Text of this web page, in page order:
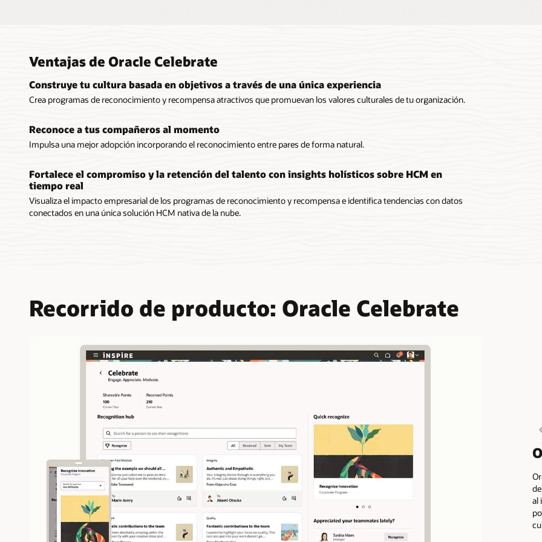
Ventajas de Oracle Celebrate
Construye tu cultura basada en objetivos a través de una única experiencia
Crea programas de reconocimiento y recompensa atractivos que promuevan los valores culturales de tu organización.
Reconoce a tus compañeros al momento
Impulsa una mejor adopción incorporando el reconocimiento entre pares de forma natural.
Fortalece el compromiso y la retención del talento con insights holísticos sobre HCM en
tiempo real
Visualiza el impacto empresarial de los programas de reconocimiento y recompensa e identifica tendencias con datos
conectados en una única solución HCM nativa de la nube.
Recorrido de producto: Oracle Celebrate
al